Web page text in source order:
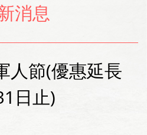
消息
人節(優惠延長
日止)